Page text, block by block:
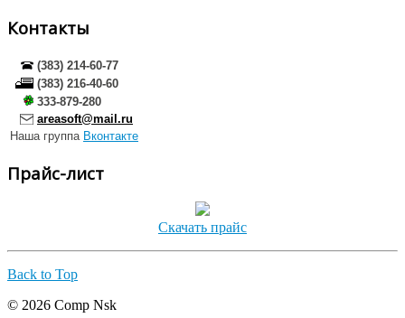
Контакты
(383) 214-60-77
(383) 216-40-60
333-879-280
areasoft@mail.ru
Наша группа Вконтакте
Прайс-лист
Скачать прайс
Back to Top
© 2026 Comp Nsk